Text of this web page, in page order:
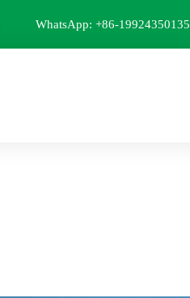
WhatsApp: +86-19924350135